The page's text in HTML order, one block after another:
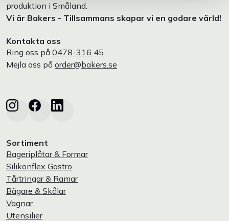
produktion i Småland.
Vi är Bakers - Tillsammans skapar vi en godare värld!
Kontakta oss
Ring oss på 0478-316 45
Mejla oss på order@bakers.se
Sortiment
Bageriplåtar & Formar
Silikonflex Gastro
Tårtringar & Ramar
Bägare & Skålar
Vagnar
Utensilier